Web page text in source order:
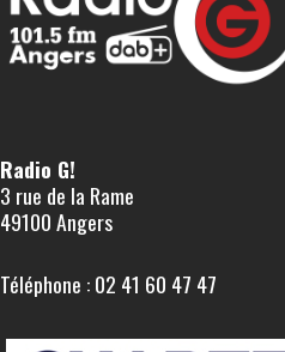
Radio G!
3 rue de la Rame
49100 Angers
Téléphone : 02 41 60 47 47